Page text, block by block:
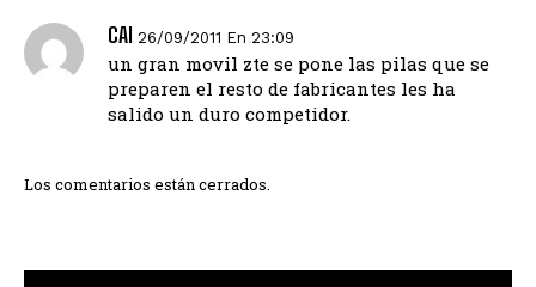
CAI 26/09/2011 En 23:09
un gran movil zte se pone las pilas que se
preparen el resto de fabricantes les ha
salido un duro competidor.
Los comentarios están cerrados.